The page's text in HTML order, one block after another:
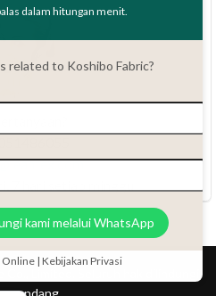
7 hari setiap minggu
Limited. Seluruh hak dilindungi
undang.
dalam hitungan menit.
related to Koshibo Fabric?
kami melalui WhatsApp
Online | Kebijakan Privasi